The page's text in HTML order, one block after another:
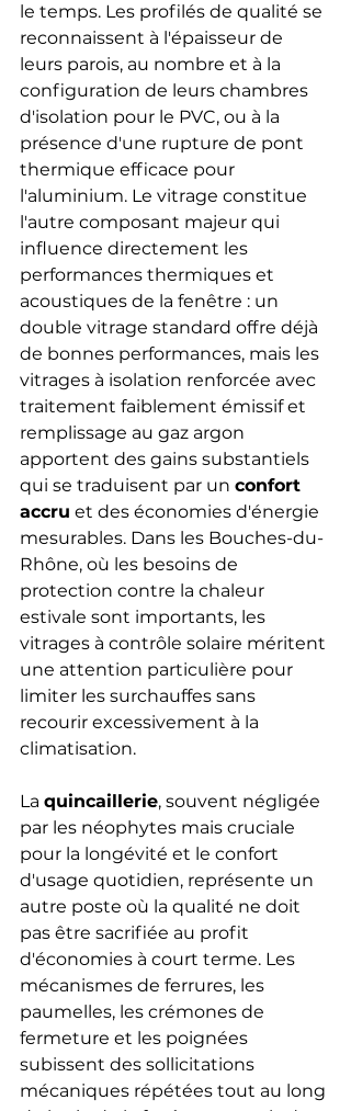
le temps. Les profilés de qualité se
reconnaissent à l'épaisseur de
leurs parois, au nombre et à la
configuration de leurs chambres
d'isolation pour le PVC, ou à la
présence d'une rupture de pont
thermique efficace pour
l'aluminium. Le vitrage constitue
l'autre composant majeur qui
influence directement les
performances thermiques et
acoustiques de la fenêtre : un
double vitrage standard offre déjà
de bonnes performances, mais les
vitrages à isolation renforcée avec
traitement faiblement émissif et
remplissage au gaz argon
apportent des gains substantiels
qui se traduisent par un confort
accru et des économies d'énergie
mesurables. Dans les Bouches-du-
Rhône, où les besoins de
protection contre la chaleur
estivale sont importants, les
vitrages à contrôle solaire méritent
une attention particulière pour
limiter les surchauffes sans
recourir excessivement à la
climatisation.
La quincaillerie, souvent négligée
par les néophytes mais cruciale
pour la longévité et le confort
d'usage quotidien, représente un
autre poste où la qualité ne doit
pas être sacrifiée au profit
d'économies à court terme. Les
mécanismes de ferrures, les
paumelles, les crémones de
fermeture et les poignées
subissent des sollicitations
mécaniques répétées tout au long